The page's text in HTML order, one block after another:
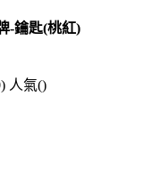
-鑰匙(桃紅)
人氣()